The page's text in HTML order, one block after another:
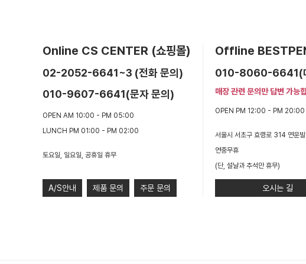
Online CS CENTER (쇼핑몰)
02-2052-6641~3 (전화 문의)
010-9607-6641(문자 문의)
OPEN AM 10:00 - PM 05:00
LUNCH PM 01:00 - PM 02:00
토요일, 일요일, 공휴일 휴무
A/S안내 제품 문의 주문 문의
Offline
010-8060-6641(
매장 관련 문의만 답변 가능
OPEN PM 12:00 - PM 20:00
서울시 서초구 효령로 314 연운
연중무휴
(단, 설날과 추석만 휴무)
오시는 길